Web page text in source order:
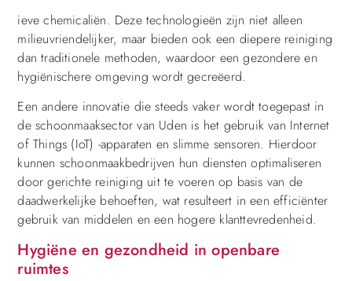
ieve chemicaliën. Deze technologieën zijn niet alleen
milieuvriendelijker, maar bieden ook een diepere reiniging
dan traditionele methoden, waardoor een gezondere en
hygiënischere omgeving wordt gecreëerd.
Een andere innovatie die steeds vaker wordt toegepast in
de schoonmaaksector van Uden is het gebruik van Internet
of Things (IoT) -apparaten en slimme sensoren. Hierdoor
kunnen schoonmaakbedrijven hun diensten optimaliseren
door gerichte reiniging uit te voeren op basis van de
daadwerkelijke behoeften, wat resulteert in een efficiënter
gebruik van middelen en een hogere klanttevredenheid.
Hygiëne en gezondheid in openbare
ruimtes